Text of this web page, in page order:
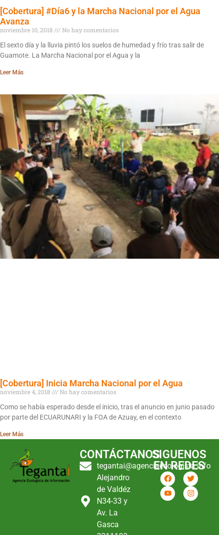
[Cobertura] #Día6 y la Marcha Nacional por el Agua
Avanza
noviembre 10, 2018
No hay comentarios
El sexto día y la lluvia pintó los suelos de humedad y frío tras salir de
Guamote. La Marcha Nacional por el Agua y la
Leer Más
[Cobertura] Inicia Marcha Nacional por el Agua
noviembre 4, 2018
No hay comentarios
Como se había esperado desde el inicio, tras el anuncio en junio pasado
por parte del ECUARUNARI y la FOA de Azuay, en el contexto
Leer Más
CONTÁCTANOS
tegantai@agenciaecologista.info
Alejandro
de Valdéz
N34-33 y
Av. La
Gasca
SIGUENOS
EN REDES